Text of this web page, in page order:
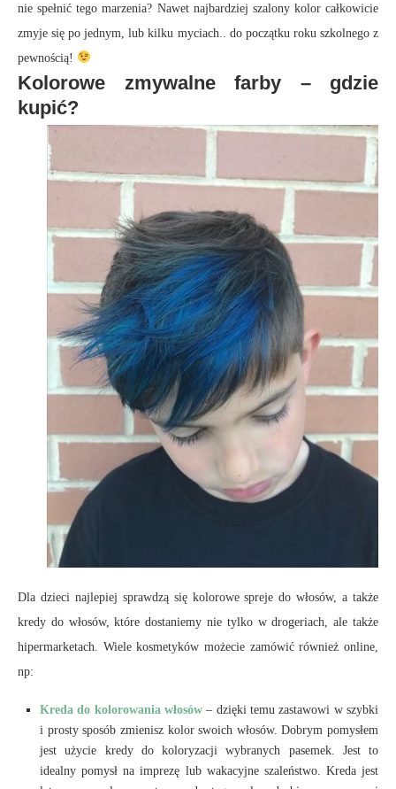
nie spełnić tego marzenia? Nawet najbardziej szalony kolor całkowicie
zmyje się po jednym, lub kilku myciach.. do początku roku szkolnego z
pewnością!
Kolorowe zmywalne farby – gdzie
kupić?
Dla dzieci najlepiej sprawdzą się kolorowe spreje do włosów, a także
kredy do włosów, które dostaniemy nie tylko w drogeriach, ale także
hipermarketach. Wiele kosmetyków możecie zamówić również online,
np:
Kreda do kolorowania włosów – dzięki temu zastawowi w szybki
i prosty sposób zmienisz kolor swoich włosów. Dobrym pomysłem
jest użycie kredy do koloryzacji wybranych pasemek. Jest to
idealny pomysł na imprezę lub wakacyjne szaleństwo. Kreda jest